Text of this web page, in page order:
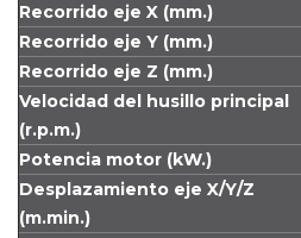
Recorrido eje X (mm.)
Recorrido eje Y (mm.)
Recorrido eje Z (mm.)
Velocidad del husillo principal
(r.p.m.)
Potencia motor (kW.)
Desplazamiento eje X/Y/Z
(m.min.)